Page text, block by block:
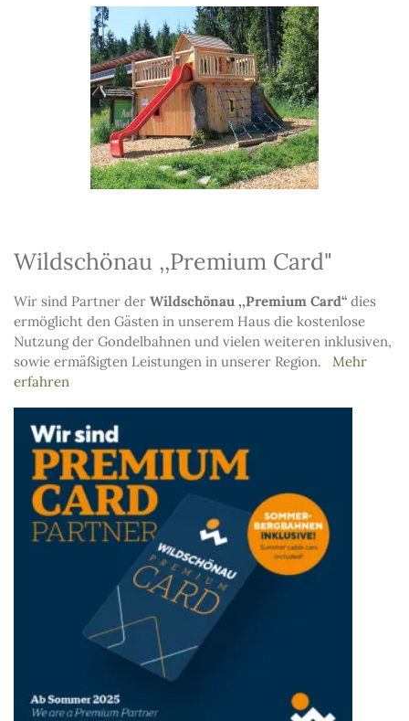
Wildschönau ,,Premium Card"
Wir sind Partner der Wildschönau ,,Premium Card“ dies
ermöglicht den Gästen in unserem Haus die kostenlose
Nutzung der Gondelbahnen und vielen weiteren inklusiven,
sowie ermäßigten Leistungen in unserer Region. Mehr
erfahren